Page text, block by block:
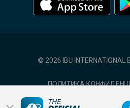
© 2026 IBU INTERNATIONAL
ПОЛИТИКА